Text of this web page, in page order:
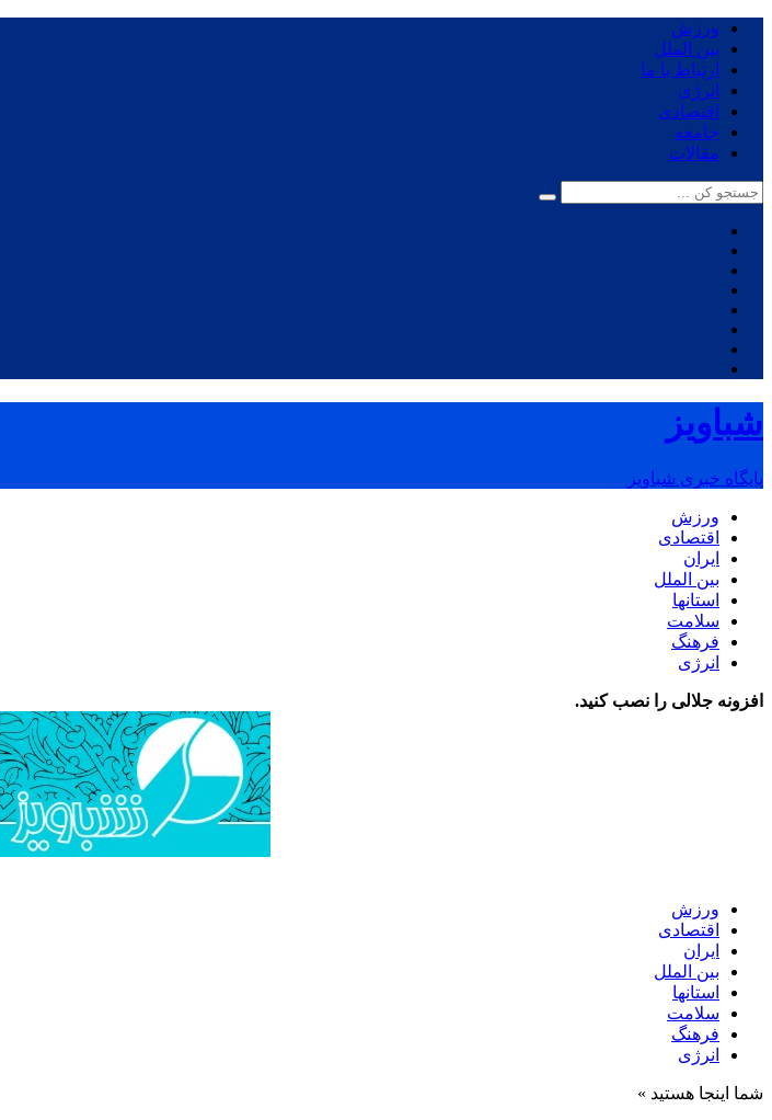
ورزش
بین الملل
ارتباط با ما
انرژی
اقتصادی
جامعه
مقالات
شباویز
پایگاه خبری شباویز
ورزش
اقتصادی
ایران
بین الملل
استانها
سلامت
فرهنگ
انرژی
افزونه جلالی را نصب کنید.
ورزش
اقتصادی
ایران
بین الملل
استانها
سلامت
فرهنگ
انرژی
شما اینجا هستید »